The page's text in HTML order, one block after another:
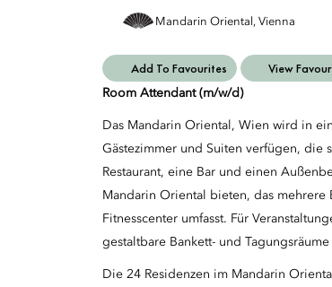
Mandarin Oriental, Vienna
Add To Favourites View
Room Attendant (m/w/d)
Das Mandarin Oriental, Wien wird in
Gästezimmer und Suiten verfügen, die
Restaurant, eine Bar und einen
Mandarin Oriental bieten, das
Fitnesscenter umfasst. Für
gestaltbare Bankett- und
Die 24 Residenzen im Mandarin